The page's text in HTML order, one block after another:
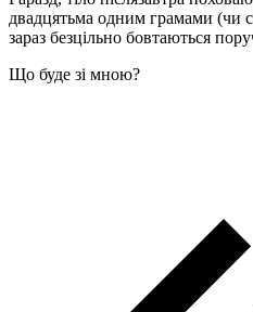
двадцятьма одним грамами (чи
зараз безцільно бовтаються
Що буде зі мною?